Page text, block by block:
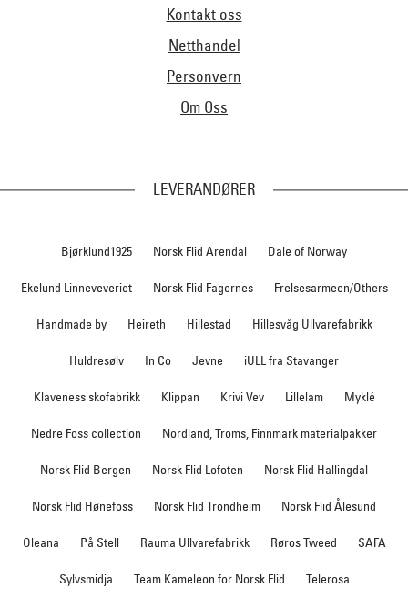
Kontakt oss
Netthandel
Personvern
Om Oss
LEVERANDØRER
Bjørklund1925 Norsk Flid Arendal Dale of Norway
Ekelund Linneveveriet Norsk Flid Fagernes Frelsesarmeen/Others
Handmade by Heireth Hillestad Hillesvåg Ullvarefabrikk
Huldresølv In Co Jevne iULL fra Stavanger
Klaveness skofabrikk Klippan Krivi Vev Lillelam Myklé
Nedre Foss collection Nordland, Troms, Finnmark materialpakker
Norsk Flid Bergen Norsk Flid Lofoten Norsk Flid Hallingdal
Norsk Flid Hønefoss Norsk Flid Trondheim Norsk Flid Ålesund
Oleana På Stell Rauma Ullvarefabrikk Røros Tweed SAFA
Sylvsmidja Team Kameleon for Norsk Flid Telerosa